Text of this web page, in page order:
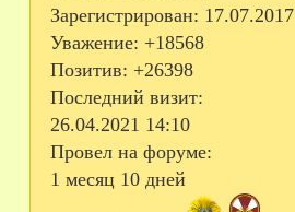
Зарегистрирован: 17.07.2017
Уважение: +18568
Позитив: +26398
Последний визит:
26.04.2021 14:10
Провел на форуме:
1 месяц 10 дней